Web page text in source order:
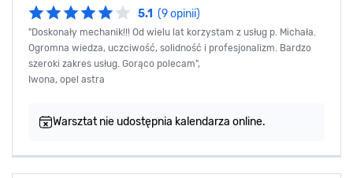
5.1 (9 opinii)
"Doskonały mechanik!!! Od wielu lat korzystam z usług p. Michała.
Ogromna wiedza, uczciwość, solidność i profesjonalizm. Bardzo
szeroki zakres usług. Gorąco polecam",
Iwona, opel astra
Warsztat nie udostępnia kalendarza online.